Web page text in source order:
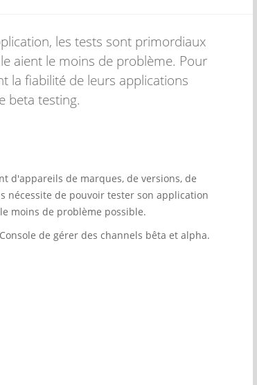
les tests sont primordiaux
aient le moins de problème. Pour
la fiabilité de leurs applications
beta testing.
d'appareils de marques, de versions, de
nécessite de pouvoir tester son application
moins de problème possible.
de gérer des channels bêta et alpha.